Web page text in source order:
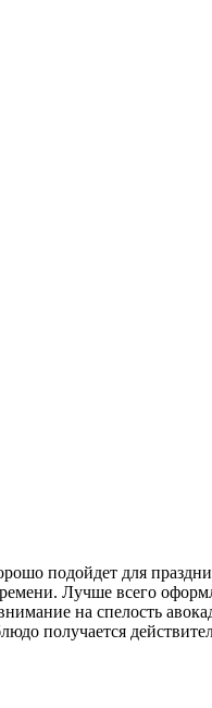
подойдет для
Лучше всего
на спелость
получается